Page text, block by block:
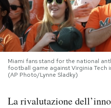
PODCAST
NEWSLETTER
I MIEI PREFERITI
Miami fans stand for the national
football game against Virginia Tech
(AP Photo/Lynne Sladky)
La rivalutazione